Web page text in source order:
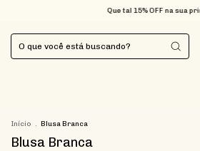
sua primeira compra? Utilize o cupom BEMVINDA
Início . Blusa Branca
Blusa Branca